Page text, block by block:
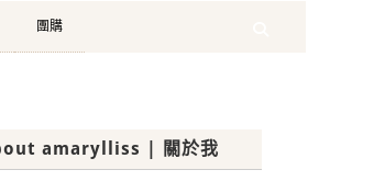
團購
amarylliss | 關於我